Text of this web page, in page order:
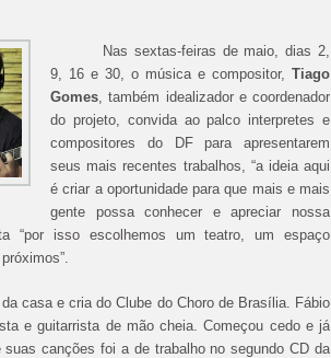
Nas sextas-feiras de maio, dias 2,
9, 16 e 30, o música e compositor, Tiago
Gomes, também idealizador e coordenador
do projeto, convida ao palco interpretes e
compositores do DF para apresentarem
seus mais recentes trabalhos, “a ideia aqui
é criar a oportunidade para que mais e mais
gente possa conhecer e apreciar nossa
“por isso escolhemos um teatro, um espaço
casa e cria do Clube do Choro de Brasília. Fábio
e guitarrista de mão cheia. Começou cedo e já
canções foi a de trabalho no segundo CD da